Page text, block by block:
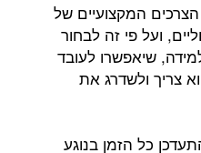
המקצועיים של
ועל פי זה לבחור
שיאפשרו לעובד
צריך ולשדרג את
כל הזמן בנוגע